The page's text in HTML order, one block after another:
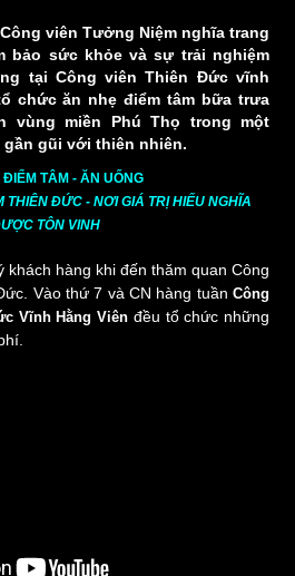
viên Tưởng Niệm nghĩa trang
bảo sức khỏe và sự trải nghiệm
tại Công viên Thiên Đức vĩnh
chức ăn nhẹ điểm tâm bữa trưa
vùng miền Phú Thọ trong một
gũi với thiên nhiên.
ĐIỂM TÂM - ĂN UỐNG
THIÊN ĐỨC - NƠI GIÁ TRỊ HIẾU NGHĨA
TÔN VINH
hàng khi đến thăm quan Công
Vào thứ 7 và CN hàng tuần Công
Vĩnh Hằng Viên đều tổ chức những